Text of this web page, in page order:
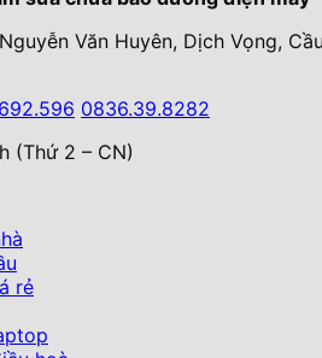
Văn Huyên, Dịch Vọng,
0836.39.8282
(Thứ 2 – CN)
rẻ